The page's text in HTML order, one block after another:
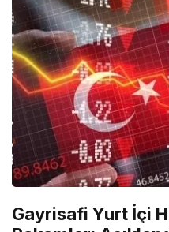
Gayrisafi Yurt İçi